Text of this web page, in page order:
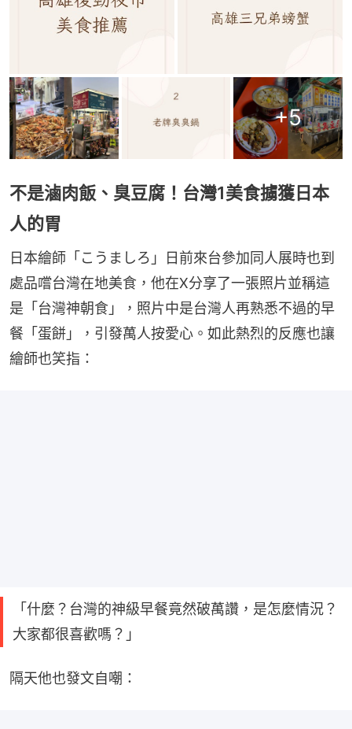
+5
不是滷肉飯、臭豆腐！台灣1美食擄獲日本
人的胃
日本繪師「こうましろ」日前來台參加同人展時也到
處品嚐台灣在地美食，他在X分享了一張照片並稱這
是「台灣神朝食」，照片中是台灣人再熟悉不過的早
餐「蛋餅」，引發萬人按愛心。如此熱烈的反應也讓
繪師也笑指：
「什麼？台灣的神級早餐竟然破萬讚，是怎麼情況？
大家都很喜歡嗎？」
隔天他也發文自嘲：